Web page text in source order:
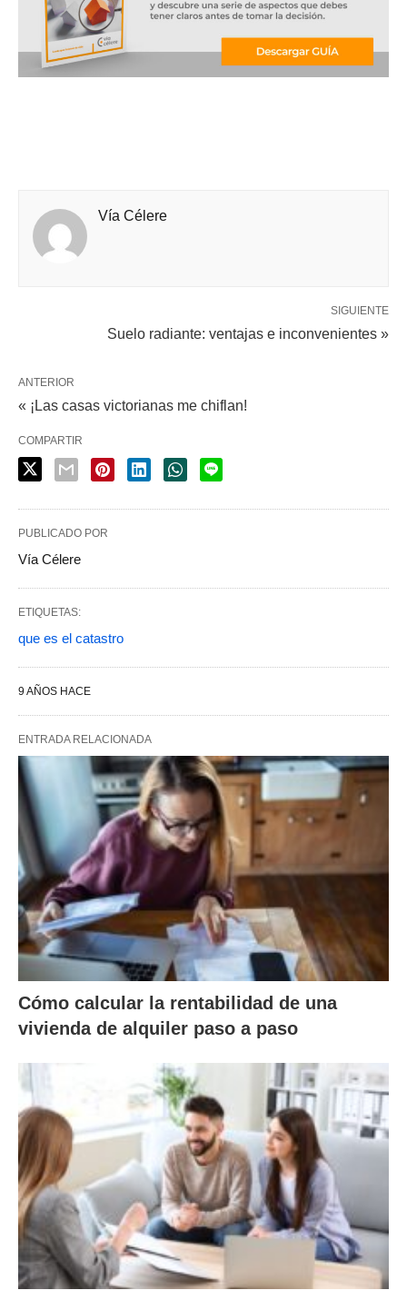
Vía Célere
SIGUIENTE
Suelo radiante: ventajas e inconvenientes »
ANTERIOR
« ¡Las casas victorianas me chiflan!
COMPARTIR
PUBLICADO POR
Vía Célere
ETIQUETAS:
que es el catastro
9 AÑOS HACE
ENTRADA RELACIONADA
Cómo calcular la rentabilidad de una
vivienda de alquiler paso a paso